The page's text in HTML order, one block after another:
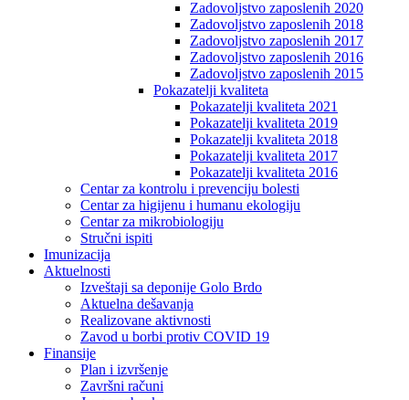
Zadovoljstvo zaposlenih 2020
Zadovoljstvo zaposlenih 2018
Zadovoljstvo zaposlenih 2017
Zadovoljstvo zaposlenih 2016
Zadovoljstvo zaposlenih 2015
Pokazatelji kvaliteta
Pokazatelji kvaliteta 2021
Pokazatelji kvaliteta 2019
Pokazatelji kvaliteta 2018
Pokazatelji kvaliteta 2017
Pokazatelji kvaliteta 2016
Centar za kontrolu i prevenciju bolesti
Centar za higijenu i humanu ekologiju
Centar za mikrobiologiju
Stručni ispiti
Imunizacija
Aktuelnosti
Izveštaji sa deponije Golo Brdo
Aktuelna dešavanja
Realizovane aktivnosti
Zavod u borbi protiv COVID 19
Finansije
Plan i izvršenje
Završni računi